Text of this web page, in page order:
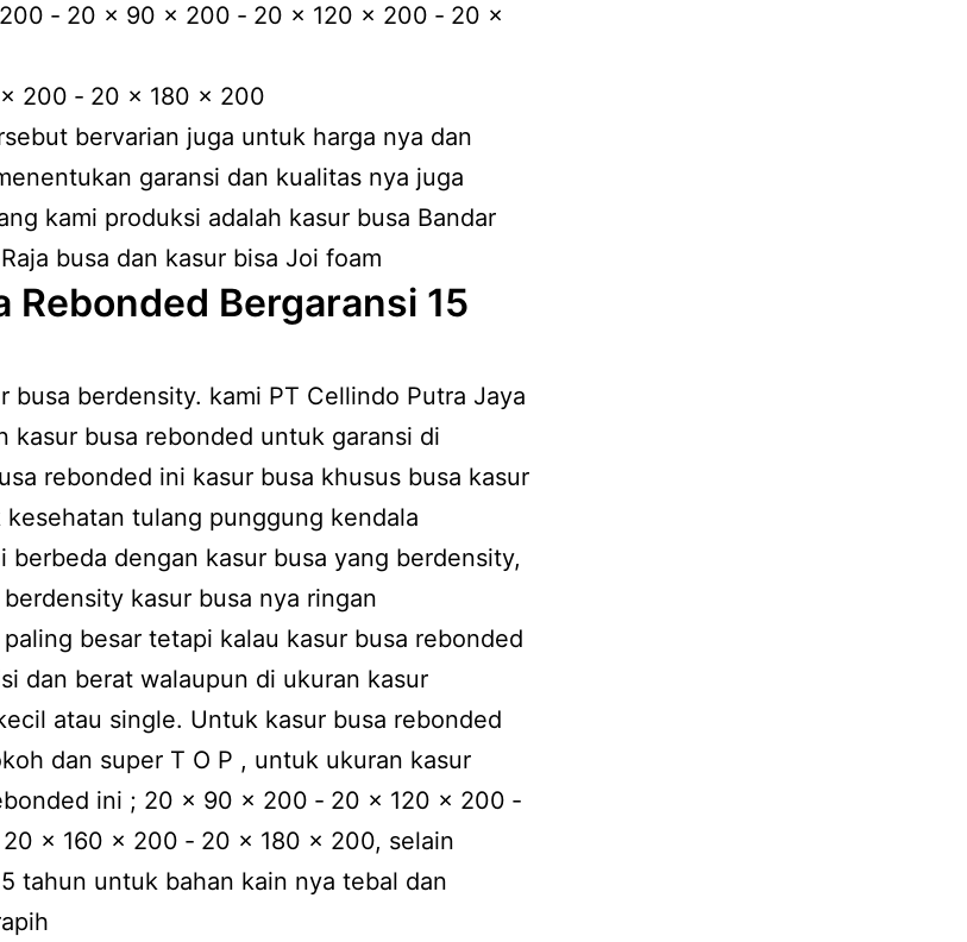
‐ 20 x 90 x 200 ‐ 20 x 120 x 200 ‐ 20 x
200 ‐ 20 x 180 x 200
bervarian juga untuk harga nya dan
garansi dan kualitas nya juga
kami produksi adalah kasur busa Bandar
busa dan kasur bisa Joi foam
Rebonded Bergaransi 15
busa berdensity. kami PT Cellindo Putra Jaya
kasur busa rebonded untuk garansi di
rebonded ini kasur busa khusus busa kasur
tulang punggung kendala
berbeda dengan kasur busa yang berdensity,
kasur busa nya ringan
besar tetapi kalau kasur busa rebonded
dan berat walaupun di ukuran kasur
atau single. Untuk kasur busa rebonded
dan super T O P , untuk ukuran kasur
ini ; 20 x 90 x 200 ‐ 20 x 120 x 200 ‐
x 160 x 200 ‐ 20 x 180 x 200, selain
tahun untuk bahan kain nya tebal dan